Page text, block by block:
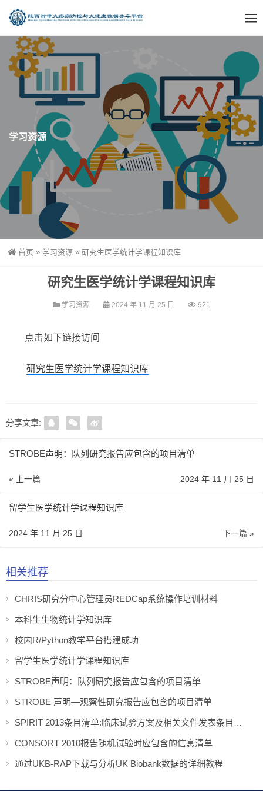
学习资源
首页 » 学习资源 » 研究生医学统计学课程知识库
研究生医学统计学课程知识库
学习资源 2024 年 11 月 25 日 921
点击如下链接访问
研究生医学统计学课程知识库
分享文章:
STROBE声明：队列研究报告应包含的项目清单
« 上一篇 2024 年 11 月 25 日
留学生医学统计学课程知识库
下一篇 »
2024 年 11 月 25 日
相关推荐
CHRIS研究分中心管理员REDCap系统操作培训材料
本科生生物统计学知识库
校内R/Python教学平台搭建成功
留学生医学统计学课程知识库
STROBE声明：队列研究报告应包含的项目清单
STROBE 声明—观察性研究报告应包含的项目清单
CONSORT 2010报告随机试验时应包含的信息清单
通过UKB-RAP下载与分析UK Biobank数据的详细教程